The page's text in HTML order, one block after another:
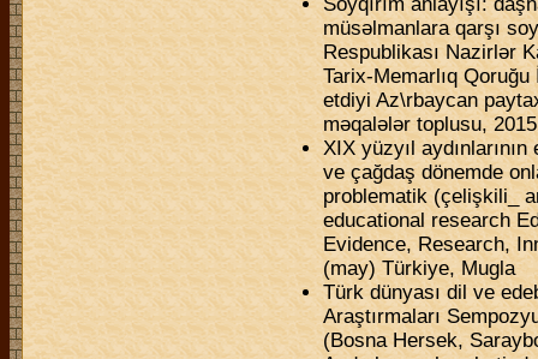
müsəlmanlara qarşı
Respublikası Nazirlər
Tarix-Memarlıq
etdiyi Az\rbaycan
məqalələr toplusu,
XIX yüzyıl
ve çağdaş dönemde
problematik (çelişkili_
educational research
Evidence, Research,
(may) Türkiye, Mugla
Türk dünyası dil ve
Araştırmaları
(Bosna Hersek,